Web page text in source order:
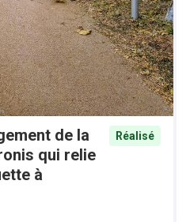
de la
qui relie
à
Réalisé